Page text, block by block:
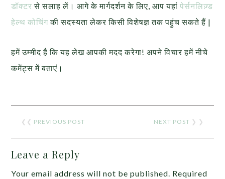
डॉक्टर से सलाह लें। आगे के मार्गदर्शन के लिए, आप यहांपेर्सनलिज़्ड
हेल्थ कोचिंगकी सदस्यता लेकर किसी विशेषज्ञ तक पहुंच सकते हैं |
हमें उम्मीद है कि यह लेख आपकी मदद करेगा! अपने विचार हमें नीचे
कमेंट्स में बताएं।
❮❮ PREVIOUS POST NEXT POST ❯ ❯
Leave a Reply
Your email address will not be published. Required